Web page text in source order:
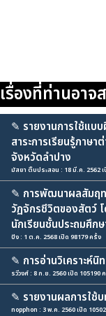
เรื่องที่ท่านอาจ
✎ รายงานการใช้แบ
สาระการเรียนรู้ภาษา
จังหวัดลำปาง
มัสยา ติ๊บประสอน : 18 มี.ค. 2562
✎ การพัฒนาผลสัมฤท
วัฏจักรชีวิตของสัตว์
นักเรียนชั้นประถมศึก
ปัง : 1 ต.ค. 2568 เปิด 98179 ครั้ง
✎ การอ่านวิเคราะห์
รวีวงศ์ : 8 ก.ย. 2560 เปิด 105190
✎ รายงานผลการใช้
nopphon : 3 พ.ค. 2560 เปิด